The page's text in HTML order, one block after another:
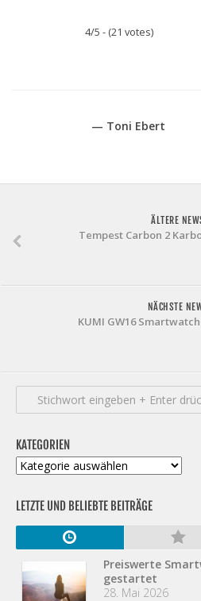
4/5 - (21 votes)
— Toni Ebert
ÄLTERE
Tempest Carbon 2
NÄCHSTE
KUMI GW16
KATEGORIEN
Kategorien
LETZTE UND BELIEBTE BEITRÄGE
Preiswerte
gestartet
28. Mai 2026